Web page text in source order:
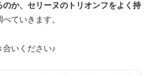
のか、セリーヌのトリオンフをよく持
べていきます。
いください♪